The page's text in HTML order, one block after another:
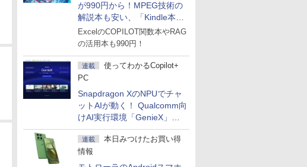
が990円から！MPEG技術の
解説本も安い、「Kindle本サ
マーセール」第2弾開始！
ExcelのCOPILOT関数本やRAG
の活用本も990円！
連載
使ってわかるCopilot+
PC
Snapdragon XのNPUでチャ
ットAIが動く！ Qualcomm向
けAI実行環境「GenieX」を
試してみた
連載
本日みつけたお買い得
情報